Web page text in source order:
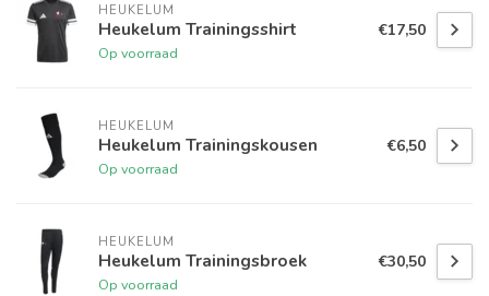
HEUKELUM
Heukelum Trainingsshirt
Op voorraad
€17,50
HEUKELUM
Heukelum Trainingskousen
Op voorraad
€6,50
HEUKELUM
Heukelum Trainingsbroek
Op voorraad
€30,50